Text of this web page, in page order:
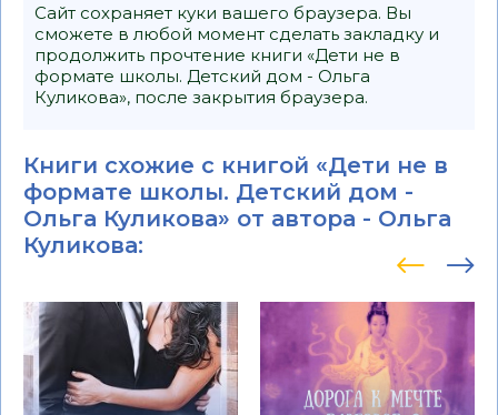
Сайт сохраняет куки вашего браузера. Вы
сможете в любой момент сделать закладку и
продолжить прочтение книги «Дети не в
формате школы. Детский дом - Ольга
Куликова», после закрытия браузера.
Книги схожие с книгой «Дети не в
формате школы. Детский дом -
Ольга Куликова» от автора - Ольга
Куликова: